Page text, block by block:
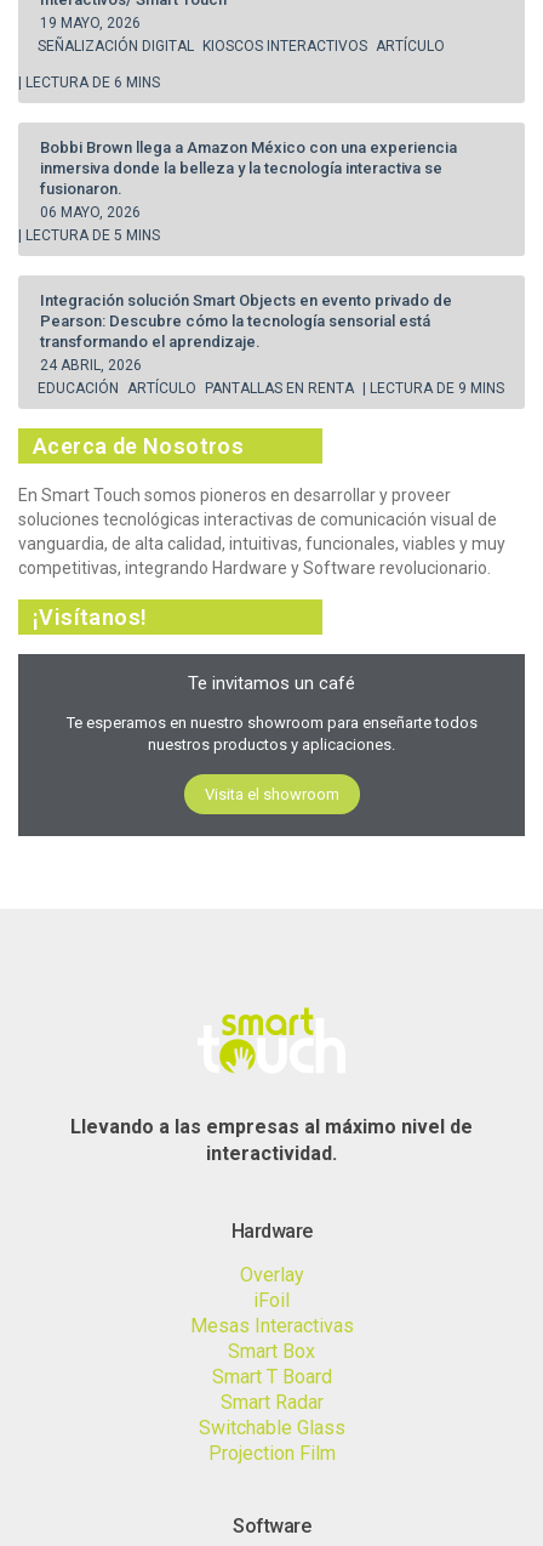
19 MAYO, 2026
SEÑALIZACIÓN DIGITAL
KIOSCOS INTERACTIVOS ARTÍCULO
| LECTURA DE 6 MINS
Bobbi Brown llega a Amazon México con una experiencia
inmersiva donde la belleza y la tecnología interactiva se
fusionaron.
06 MAYO, 2026
| LECTURA DE 5 MINS
Integración solución Smart Objects en evento privado de
Pearson: Descubre cómo la tecnología sensorial está
transformando el aprendizaje.
24 ABRIL, 2026
EDUCACIÓN
ARTÍCULO PANTALLAS EN RENTA | LECTURA DE 9 MINS
Acerca de Nosotros
En Smart Touch somos pioneros en desarrollar y proveer
soluciones tecnológicas interactivas de comunicación visual de
vanguardia, de alta calidad, intuitivas, funcionales, viables y muy
competitivas, integrando Hardware y Software revolucionario.
¡Visítanos!
Te invitamos un café
Te esperamos en nuestro showroom para enseñarte todos
nuestros productos y aplicaciones.
Visita el showroom
Llevando a las empresas al máximo nivel de
interactividad.
Hardware
Overlay
iFoil
Mesas Interactivas
Smart Box
Smart T Board
Smart Radar
Switchable Glass
Projection Film
Software